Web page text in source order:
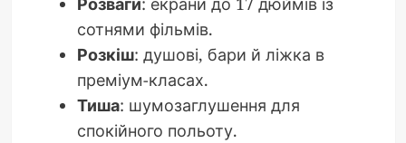
сотнями фільмів.
Розкіш: душові, бари й ліжка в
преміум-класах.
Тиша: шумозаглушення для
спокійного польоту.